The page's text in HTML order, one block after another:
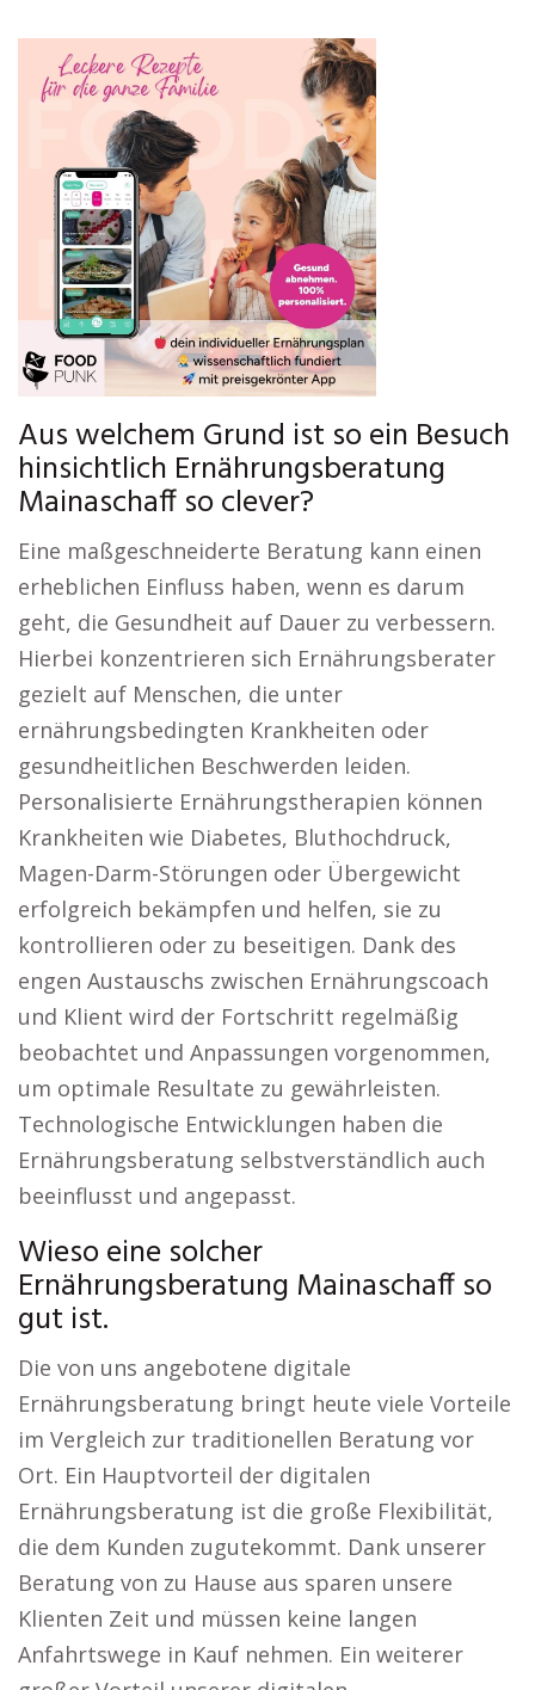
Aus welchem Grund ist so ein Besuch
hinsichtlich Ernährungsberatung
Mainaschaff so clever?
Eine maßgeschneiderte Beratung kann einen
erheblichen Einfluss haben, wenn es darum
geht, die Gesundheit auf Dauer zu verbessern.
Hierbei konzentrieren sich Ernährungsberater
gezielt auf Menschen, die unter
ernährungsbedingten Krankheiten oder
gesundheitlichen Beschwerden leiden.
Personalisierte Ernährungstherapien können
Krankheiten wie Diabetes, Bluthochdruck,
Magen-Darm-Störungen oder Übergewicht
erfolgreich bekämpfen und helfen, sie zu
kontrollieren oder zu beseitigen. Dank des
engen Austauschs zwischen Ernährungscoach
und Klient wird der Fortschritt regelmäßig
beobachtet und Anpassungen vorgenommen,
um optimale Resultate zu gewährleisten.
Technologische Entwicklungen haben die
Ernährungsberatung selbstverständlich auch
beeinflusst und angepasst.
Wieso eine solcher
Ernährungsberatung Mainaschaff so
gut ist.
Die von uns angebotene digitale
Ernährungsberatung bringt heute viele Vorteile
im Vergleich zur traditionellen Beratung vor
Ort. Ein Hauptvorteil der digitalen
Ernährungsberatung ist die große Flexibilität,
die dem Kunden zugutekommt. Dank unserer
Beratung von zu Hause aus sparen unsere
Klienten Zeit und müssen keine langen
Anfahrtswege in Kauf nehmen. Ein weiterer